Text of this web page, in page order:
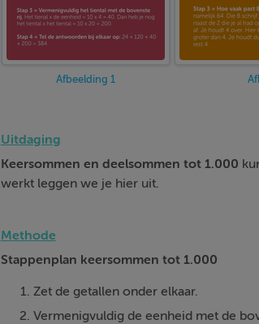
Afbeelding 1
Uitdaging
Keersommen en deelsommen tot 1.000
werkt leggen we je hier uit.
Methode
Stappenplan keersommen tot 1.000
Zet de getallen onder elkaar.
Vermenigvuldig de eenheid met de